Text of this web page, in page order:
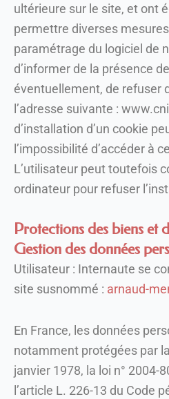
ultérieure sur le site, et ont
permettre diverses
paramétrage du logiciel de
d’informer de la présence
éventuellement, de refuser
l’adresse suivante :
d’installation d’un cookie
l’impossibilité d’accéder à
L’utilisateur peut toutefois
ordinateur pour refuser
Protections des biens et
Gestion des données
Utilisateur : Internaute se
site susnommé : arnaud-
En France, les données
notamment protégées par
janvier 1978, la loi n° 2004-
l’article L. 226-13 du Code